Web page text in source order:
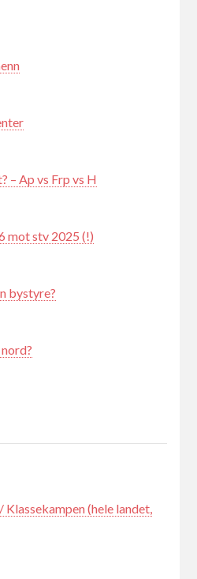
– Ap vs Frp vs H
mot stv 2025 (!)
bystyre?
(hele landet,